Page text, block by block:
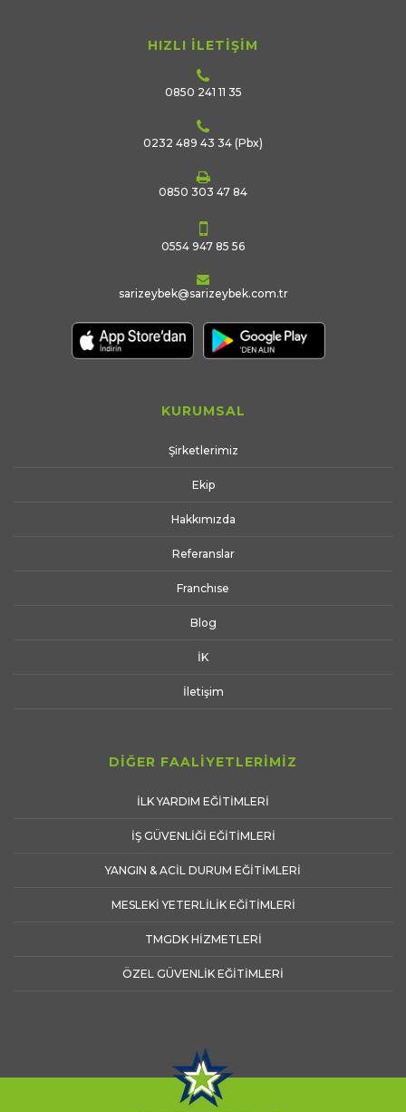
HIZLI İLETİŞİM
0850 241 11 35
0232 489 43 34 (Pbx)
0850 303 47 84
0554 947 85 56
sarizeybek@sarizeybek.com.tr
KURUMSAL
Şirketlerimiz
Ekip
Hakkımızda
Referanslar
Franchıse
Blog
İK
İletişim
DİĞER FAALİYETLERİMİZ
İLK YARDIM EĞİTİMLERİ
İŞ GÜVENLİĞİ EĞİTİMLERİ
YANGIN & ACİL DURUM EĞİTİMLERİ
MESLEKİ YETERLİLİK EĞİTİMLERİ
TMGDK HİZMETLERİ
ÖZEL GÜVENLİK EĞİTİMLERİ